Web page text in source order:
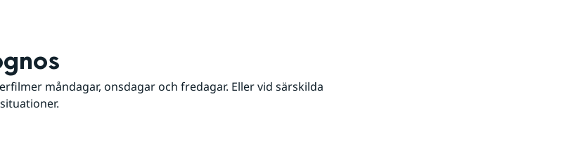
måndagar, onsdagar och fredagar. Eller vid särskilda